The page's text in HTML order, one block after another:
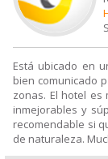
Está ubicado en
bien comunicado
zonas. El hotel es
inmejorables y
recomendable si
de naturaleza.